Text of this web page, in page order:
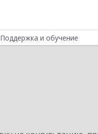
Поддержка и обучение